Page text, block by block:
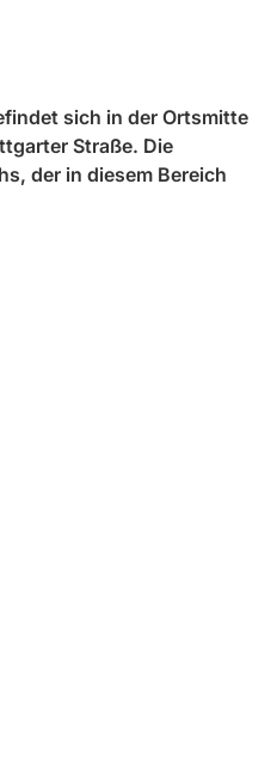
sich in der Ortsmitte
Straße. Die
der in diesem Bereich